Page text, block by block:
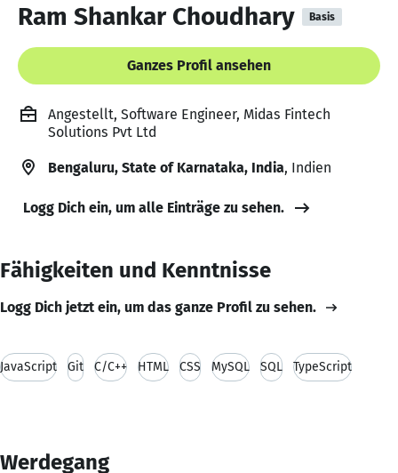
Ram Shankar Choudhary Basis
Ganzes Profil ansehen
Angestellt, Software Engineer, Midas Fintech
Solutions Pvt Ltd
Bengaluru, State of Karnataka, India, Indien
Logg Dich ein, um alle Einträge zu sehen.
Fähigkeiten und Kenntnisse
Logg Dich jetzt ein, um das ganze Profil zu sehen.
JavaScript Git C/C++ HTML CSS MySQL SQL TypeScript
Werdegang